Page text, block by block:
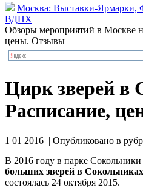
Москва: Выставки-Ярмарки,
ВДНХ
Обзоры мероприятий в Москве
цены. Отзывы
Цирк зверей в
Расписание,
1 01 2016 | Опубликовано в
В 2016 году в парке Сокольники
больших зверей в Сокольниках
состоялась 24 октября 2015.